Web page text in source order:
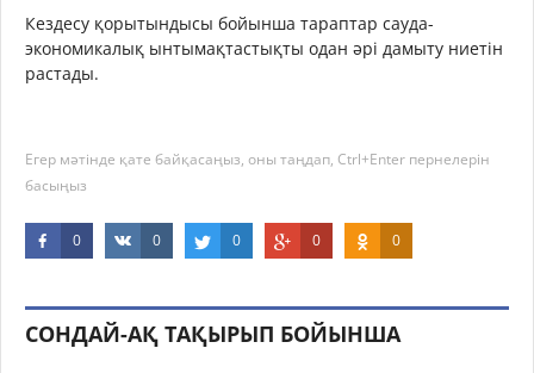
Кездесу қорытындысы бойынша тараптар сауда-
экономикалық ынтымақтастықты одан әрі дамыту ниетін
растады.
Егер мәтінде қате байқасаңыз, оны таңдап, Ctrl+Enter пернелерін
басыңыз
0 0 0 0 0
СОНДАЙ-АҚ ТАҚЫРЫП БОЙЫНША